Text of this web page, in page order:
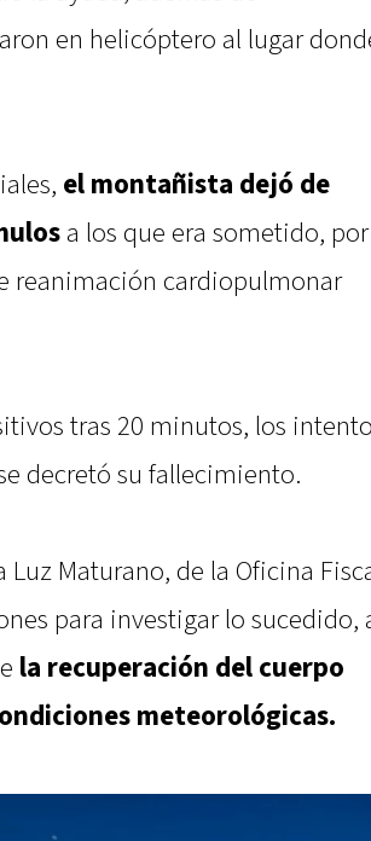
en helicóptero al lugar
el montañista dejó de
a los que era sometido,
reanimación cardiopulmonar
tras 20 minutos, los
decretó su fallecimiento.
Maturano, de la Oficina
para investigar lo sucedido,
la recuperación del cuerpo
meteorológicas.